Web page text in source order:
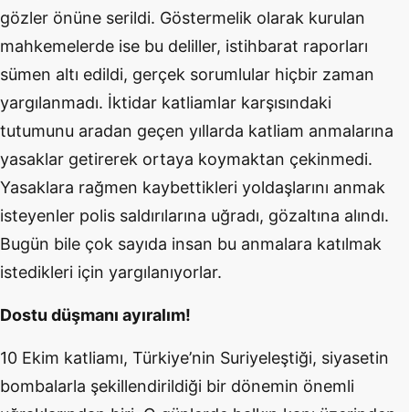
gözler önüne serildi. Göstermelik olarak kurulan
mahkemelerde ise bu deliller, istihbarat raporları
sümen altı edildi, gerçek sorumlular hiçbir zaman
yargılanmadı. İktidar katliamlar karşısındaki
tutumunu aradan geçen yıllarda katliam anmalarına
yasaklar getirerek ortaya koymaktan çekinmedi.
Yasaklara rağmen kaybettikleri yoldaşlarını anmak
isteyenler polis saldırılarına uğradı, gözaltına alındı.
Bugün bile çok sayıda insan bu anmalara katılmak
istedikleri için yargılanıyorlar.
Dostu düşmanı ayıralım!
10 Ekim katliamı, Türkiye’nin Suriyeleştiği, siyasetin
bombalarla şekillendirildiği bir dönemin önemli